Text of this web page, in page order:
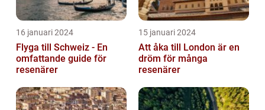
16 januari 2024
Flyga till Schweiz - En
omfattande guide för
resenärer
15 januari 2024
Att åka till London är en
dröm för många
resenärer